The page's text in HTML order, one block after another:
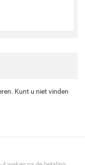
Kunt u niet vinden